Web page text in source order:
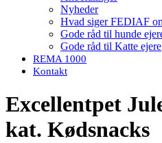
Nyheder
Hvad siger FEDIAF
Gode råd til hunde
Gode råd til Katte ejere
REMA 1000
Kontakt
Excellentpet
kat. Kødsnacks